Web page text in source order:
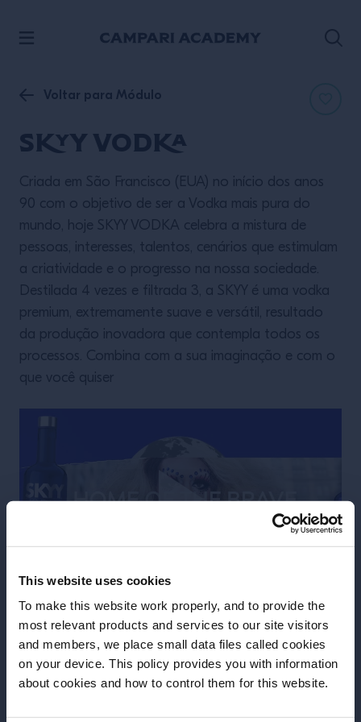
This website uses cookies
To make this website work properly, and to provide the
most relevant products and services to our site visitors
and members, we place small data files called cookies
on your device. This policy provides you with information
about cookies and how to control them for this website.
Antes de começar, precisamos saber sua
Voltar para Módulo
SKYY Vodka
Criada em São Francisco (EUA) no início dos anos
90 com o objetivo de ser a Vodka mais pura do
mundo, hoje SKYY VODKA celebra a mistura de
pessoas, interesses, talentos, cenários que estimulam
a criatividade e o progresso na nossa sociedade.
Destilada 4 vezes e filtrada 3, a SKYY é uma vodka
premium, extremamente suave e versátil, resultado
da produção inovadora que contempla todos os
processos. Combina com a sua imaginação e com o
que você quiser
Anterior Próximo